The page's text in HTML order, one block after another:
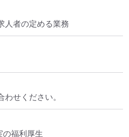
人者の定める業務
せください。
福利厚生